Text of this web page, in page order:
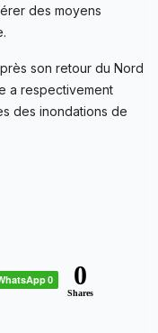
des moyens
son retour du Nord
a respectivement
des inondations de
0 0
Shares